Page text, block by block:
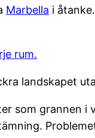
Marbella i
rum.
landskapet
som grannen